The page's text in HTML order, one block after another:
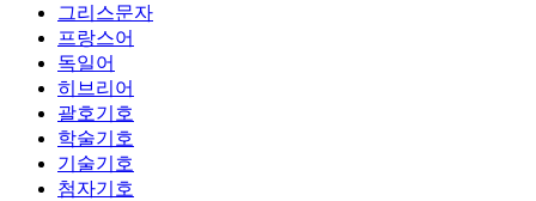
그리스문자
프랑스어
독일어
히브리어
괄호기호
학술기호
기술기호
첨자기호